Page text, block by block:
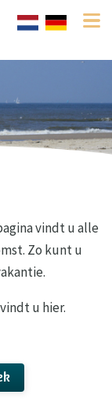
vindt u alle
Zo kunt u
u hier.